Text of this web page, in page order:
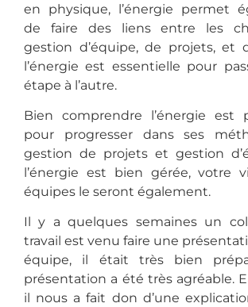
en physique, l’énergie permet
de faire des liens entre les
gestion d’équipe, de projets, et
l’énergie est essentielle pour
étape à l’autre.
Bien comprendre l’énergie est
pour progresser dans ses
gestion de projets et gestion
l’énergie est bien gérée, votre
équipes le seront également.
Il y a quelques semaines un
travail est venu faire une
équipe, il était très bien
présentation a été très agréable.
il nous a fait don d’une